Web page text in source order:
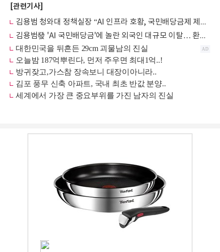
[관련기사]
김용범 청와대 정책실장 “AI 인프라 호황, 국민배당금제 제안” 발언 놓고 ‘시끌’
김용범發 'AI 국민배당금'에 놀란 외국인 대규모 이탈… 환율 1490원 위협